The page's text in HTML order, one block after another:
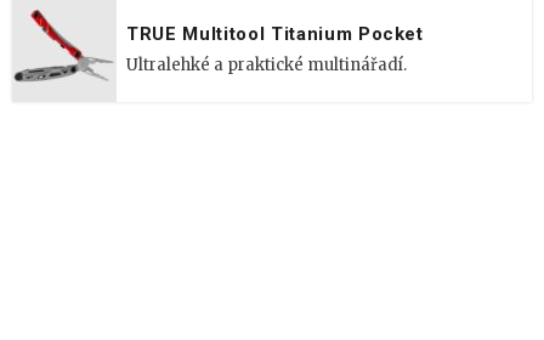
TRUE Multitool Titanium Pocket
Ultralehké a praktické multinářadí.